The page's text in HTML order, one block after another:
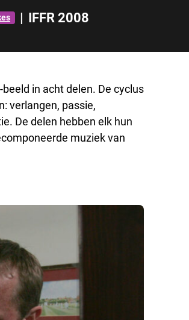
| IFFR 2008
in acht delen. De cyclus
verlangen, passie,
De delen hebben elk hun
muziek van